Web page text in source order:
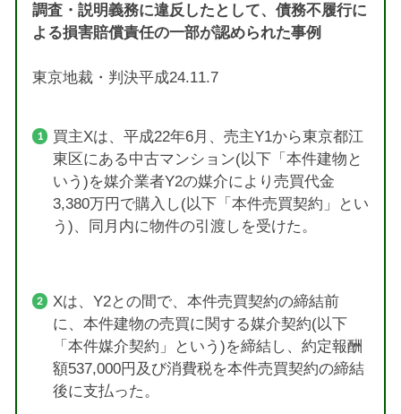
調査・説明義務に違反したとして、債務不履行に
よる損害賠償責任の一部が認められた事例
東京地裁・判決平成24.11.7
買主Xは、平成22年6月、売主Y1から東京都江
東区にある中古マンション(以下「本件建物と
いう)を媒介業者Y2の媒介により売買代金
3,380万円で購入し(以下「本件売買契約」とい
う)、同月内に物件の引渡しを受けた。
Xは、Y2との間で、本件売買契約の締結前
に、本件建物の売買に関する媒介契約(以下
「本件媒介契約」という)を締結し、約定報酬
額537,000円及び消費税を本件売買契約の締結
後に支払った。